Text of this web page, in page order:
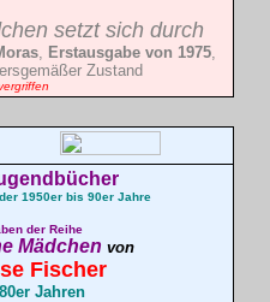
setzt sich durch
, Erstausgabe von 1975,
Zustand
der 1950er bis 90er Jahre
der Reihe
Mädchen von
Fischer
Jahren